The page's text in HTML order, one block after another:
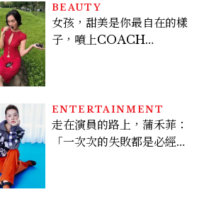
BEAUTY
女孩，甜美是你最自在的樣
子，噴上COACH
ENTERTAINMENT
走在演員的路上，蒲禾菲：
「一次次的失敗都是必經過